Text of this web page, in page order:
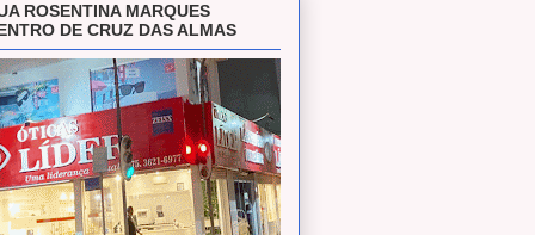
ROSENTINA MARQUES
DE CRUZ DAS ALMAS